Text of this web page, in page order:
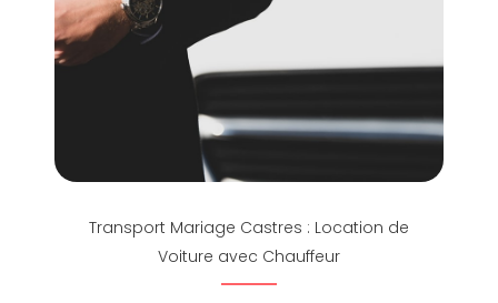
Transport Mariage Castres : Location de
Voiture avec Chauffeur